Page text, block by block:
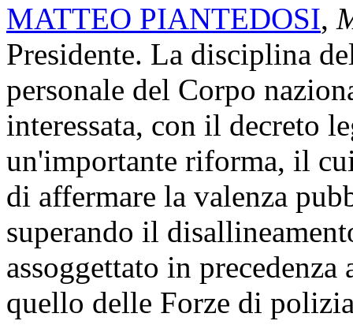
MATTEO PIANTEDOSI,
Presidente. La disciplina
personale del Corpo
interessata, con il decreto
un'importante riforma, il
di affermare la valenza
superando il
assoggettato in
quello delle Forze di